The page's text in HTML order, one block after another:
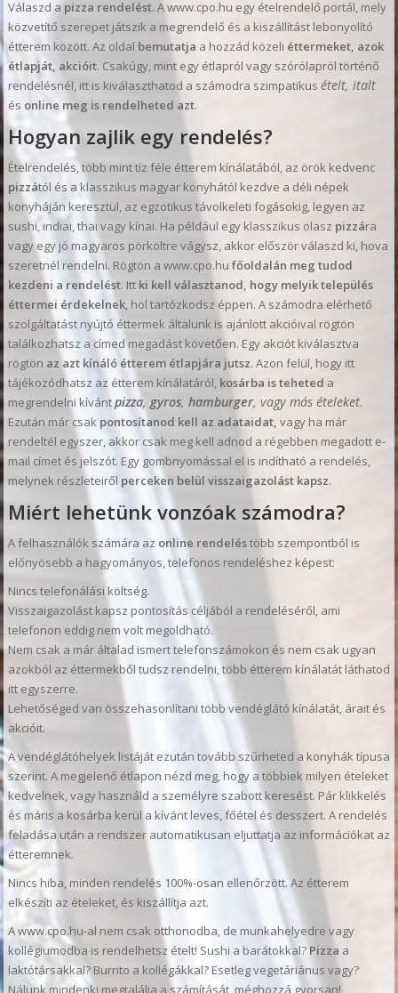
Válaszd a pizza rendelést. A www.cpo.hu egy ételrendelő portál, mely
közvetítő szerepet játszik a megrendelő és a kiszállítást lebonyolító
étterem között. Az oldal bemutatja a hozzád közeli éttermeket, azok
étlapját, akcióit. Csakúgy, mint egy étlapról vagy szórólapról történő
rendelésnél, itt is kiválaszthatod a számodra szimpatikus ételt, italt
és online meg is rendelheted azt.
Hogyan zajlik egy rendelés?
Ételrendelés, több mint tíz féle étterem kínálatából, az örök kedvenc
pizzától és a klasszikus magyar konyhától kezdve a déli népek
konyháján keresztül, az egzotikus távolkeleti fogásokig, legyen az
sushi, indiai, thai vagy kínai. Ha például egy klasszikus olasz pizzára
vagy egy jó magyaros pörköltre vágysz, akkor először válaszd ki, hova
szeretnél rendelni. Rögtön a www.cpo.hu főoldalán meg tudod
kezdeni a rendelést. Itt ki kell választanod, hogy melyik település
éttermei érdekelnek, hol tartózkodsz éppen. A számodra elérhető
szolgáltatást nyújtó éttermek általunk is ajánlott akcióival rögtön
találkozhatsz a címed megadást követően. Egy akciót kiválasztva
rögtön az azt kínáló étterem étlapjára jutsz. Azon felül, hogy itt
tájékozódhatsz az étterem kínálatáról, kosárba is teheted a
megrendelni kívántpizza, gyros, hamburger, vagy más ételeket.
Ezután már csak pontosítanod kell az adataidat, vagy ha már
rendeltél egyszer, akkor csak meg kell adnod a régebben megadott e-
mail címet és jelszót. Egy gombnyomással el is indítható a rendelés,
melynek részleteiről perceken belül visszaigazolást kapsz.
Miért lehetünk vonzóak számodra?
A felhasználók számára az online rendeléstöbb szempontból is
előnyösebb a hagyományos, telefonos rendeléshez képest:
Nincs telefonálási költség.
Visszaigazolást kapsz pontosítás céljából a rendeléséről, ami
telefonon eddig nem volt megoldható.
Nem csak a már általad ismert telefonszámokon és nem csak ugyan
azokból az éttermekből tudsz rendelni, több étterem kínálatát láthatod
itt egyszerre.
Lehetőséged van összehasonlítani több vendéglátó kínálatát, árait és
akcióit.
A vendéglátóhelyek listáját ezután tovább szűrheted a konyhák típusa
szerint. A megjelenő étlapon nézd meg, hogy a többiek milyen ételeket
kedvelnek, vagy használd a személyre szabott keresést. Pár klikkelés
és máris a kosárba kerül a kívánt leves, főétel és desszert. A rendelés
feladása után a rendszer automatikusan eljuttatja az információkat az
étteremnek.
Nincs hiba, minden rendelés 100%-osan ellenőrzött. Az étterem
elkészíti az ételeket, és kiszállítja azt.
A www.cpo.hu-al nem csak otthonodba, de munkahelyedre vagy
kollégiumodba is rendelhetsz ételt! Sushi a barátokkal? Pizza a
laktótársakkal? Burrito a kollégákkal? Esetleg vegetáriánus vagy?
Nálunk mindenki megtalálja a számítását, méghozzá gyorsan!